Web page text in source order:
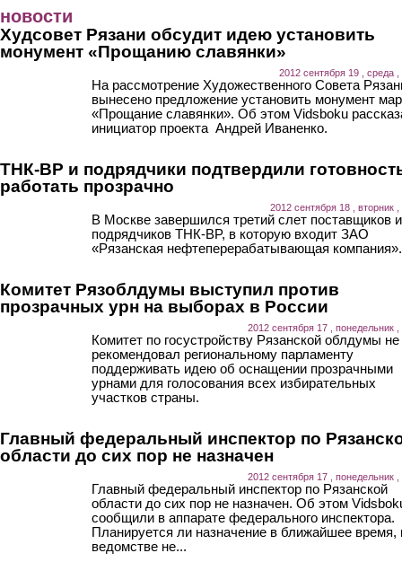
новости
Худсовет Рязани обсудит идею установить
монумент «Прощанию славянки»
2012 сентября 19 , среда ,
На рассмотрение Художественного Совета
вынесено предложение установить монумент
«Прощание славянки». Об этом Vidsboku
инициатор проекта Андрей Иваненко.
ТНК-ВР и подрядчики подтвердили
работать прозрачно
2012 сентября 18 , вторник ,
В Москве завершился третий слет поставщиков и
подрядчиков ТНК-BP, в которую входит ЗАО
«Рязанская нефтеперерабатывающая компания».
Комитет Рязоблдумы выступил против
прозрачных урн на выборах в России
2012 сентября 17 , понедельник ,
Комитет по госустройству Рязанской облдумы не
рекомендовал региональному парламенту
поддерживать идею об оснащении прозрачными
урнами для голосования всех избирательных
участков страны.
Главный федеральный инспектор по
области до сих пор не назначен
2012 сентября 17 , понедельник ,
Главный федеральный инспектор по Рязанской
области до сих пор не назначен. Об этом
сообщили в аппарате федерального инспектора.
Планируется ли назначение в ближайшее время,
ведомстве не...